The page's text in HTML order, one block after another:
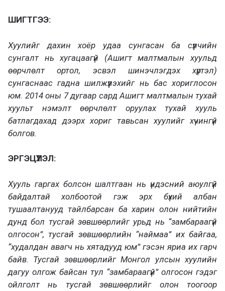
ШИГТГЭЭ:
Хуулийг дахин хоёр удаа сунгасан ба сүүлчийн
сунгалт нь хугацаагүй (Ашигт малтмалын хуульд
өөрчлөлт ортол, эсвэл шинэчлэгдэх хүртэл)
сунгаснаас гадна шилжүүлэхийг нь бас хориглосон
юм. 2014 оны 7 дугаар сард Ашигт малтмалын тухай
хуульт нэмэлт өөрчлөлт оруулах тухай хууль
батлагдахад дээрх хориг тавьсан хуулийг хүчингүй
болгов.
ЭРГЭЦҮҮЛЭЛ:
Хууль гаргах болсон шалтгаан нь үндэсний аюулгүй
байдалтай холбоотой гэж эрх бүхий албан
тушаалтанууд тайлбарсан ба харин олон нийтийн
дунд бол тусгай зөвшөөрлийг урьд нь “замбараагүй
олгосон”, тусгай зөвшөөрлийн “наймаа” их байгаа,
“худалдан авагч нь хятадууд юм” гэсэн яриа их гарч
байв. Тусгай зөвшөөрлийг Монгол улсын хуулийн
дагуу олгож байсан тул “замбараагүй” олгосон гэдэг
ойлголт нь тусгай зөвшөөрлийг олон тоогоор